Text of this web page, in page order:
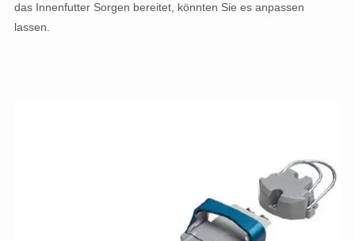
das Innenfutter Sorgen bereitet, könnten Sie es anpassen
lassen.